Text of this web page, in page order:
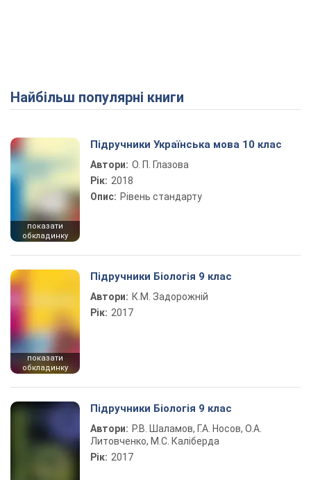
Найбільш популярні книги
показати
обкладинку
Підручники Українська мова 10 клас
Автори: О. П. Глазова
Рік: 2018
Опис: Рівень стандарту
показати
обкладинку
Підручники Біологія 9 клас
Автори: К.М. Задорожній
Рік: 2017
Підручники Біологія 9 клас
Автори: Р.В. Шаламов, Г.А. Носов, О.А.
Литовченко, М.С. Каліберда
Рік: 2017